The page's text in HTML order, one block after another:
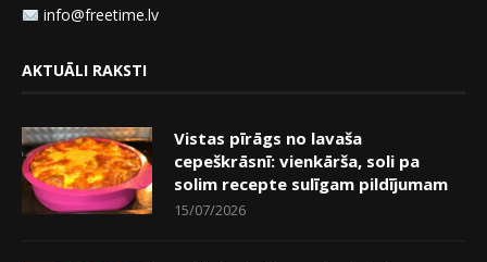
info@freetime.lv
AKTUĀLI RAKSTI
Vistas pīrāgs no lavaša
cepeškrāsnī: vienkārša, soli pa
solim recepte sulīgam pildījumam
15/07/2026